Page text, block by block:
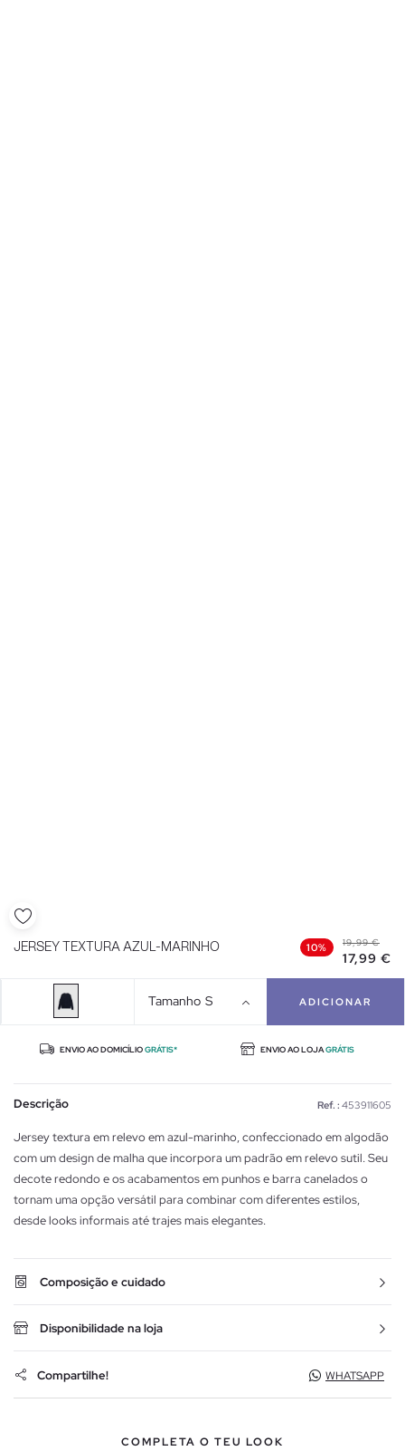
JERSEY TEXTURA AZUL-MARINHO 10% 19,99 €
17,99 €
Tamanho S ADICIONAR
ENVIO AO DOMICÍLIOGRÁTIS* ENVIO AO LOJAGRÁTIS
Descrição Ref. : 453911605
Jersey textura em relevo em azul-marinho, confeccionado em algodão
com um design de malha que incorpora um padrão em relevo sutil. Seu
decote redondo e os acabamentos em punhos e barra canelados o
tornam uma opção versátil para combinar com diferentes estilos,
desde looks informais até trajes mais elegantes.
Composição e cuidado
Disponibilidade na loja
Compartilhe! WHATSAPP
COMPLETA O TEU LOOK